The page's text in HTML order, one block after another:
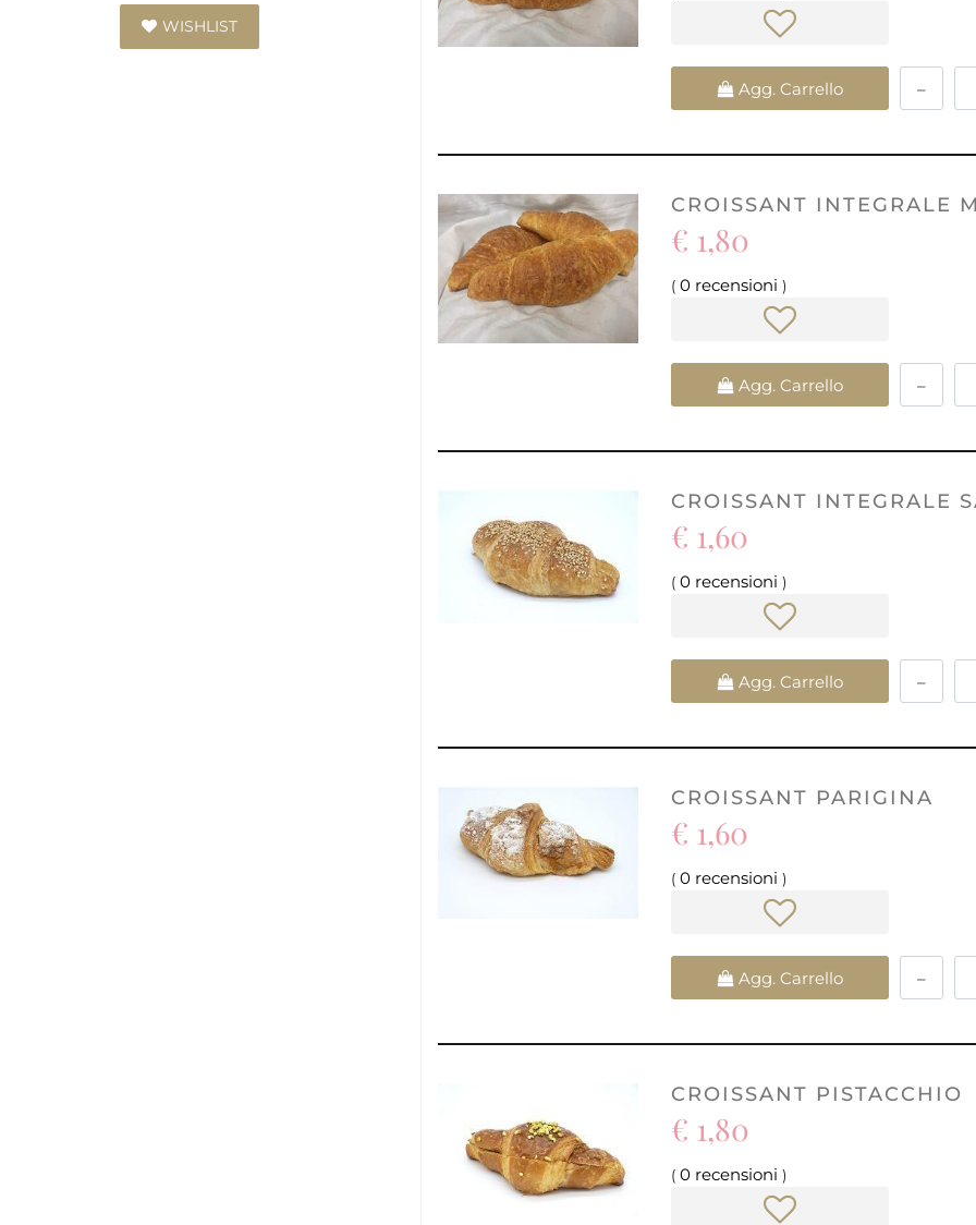
WISHLIST
Quantità
Agg. Carrello
CROISSANT INTEGRALE
€ 1,80
( 0 recensioni )
Quantità
Agg. Carrello
CROISSANT INTEGRALE
€ 1,60
( 0 recensioni )
Quantità
Agg. Carrello
CROISSANT PARIGINA
€ 1,60
( 0 recensioni )
Quantità
Agg. Carrello
CROISSANT PISTACCHIO
€ 1,80
( 0 recensioni )